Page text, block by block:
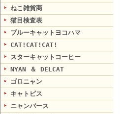
ねこ雑貨商
猫目検査表
ブルーキャットヨコハマ
CAT!CAT!CAT!
スターキャットコーヒー
NYAN ＆ DELCAT
ゴロニャン
キャトピス
ニャンバース